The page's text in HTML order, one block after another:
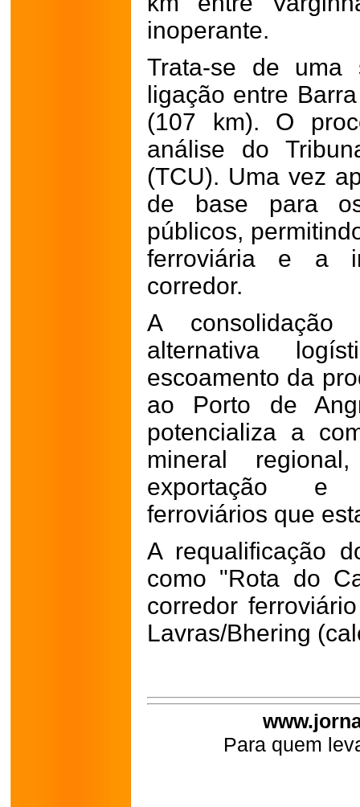
inoperante.
Trata-se de
ligação entre
(107 km). O
análise do
(TCU). Uma vez
de base para
públicos,
ferroviária e a
corredor.
A
alternativa
escoamento da
ao Porto de
potencializa a
mineral
exportação e
ferroviários que
A requalificação
como "Rota do
corredor
Lavras/Bhering
Para quem